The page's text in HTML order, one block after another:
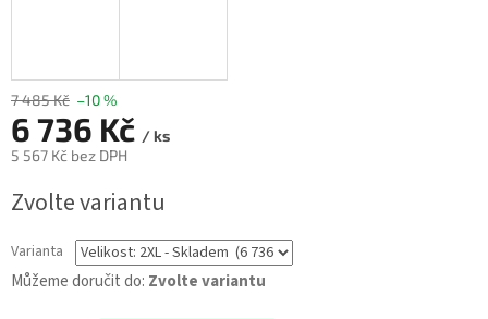
7 485 Kč –10 %
6 736 Kč / ks
5 567 Kč bez DPH
cena:
Zvolte variantu
Varianta
Můžeme doručit do: Zvolte variantu